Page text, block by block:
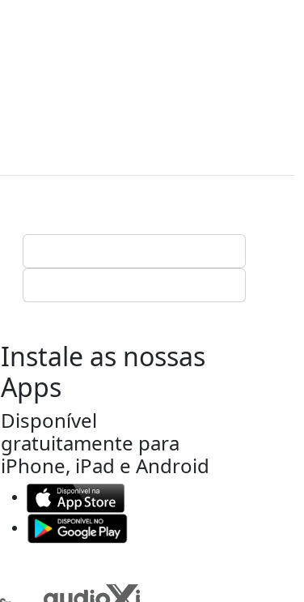
Instale as nossas
Apps
Disponível
gratuitamente para
iPhone, iPad e Android